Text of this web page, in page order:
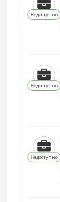
Недоступно
Недоступно
Недоступно